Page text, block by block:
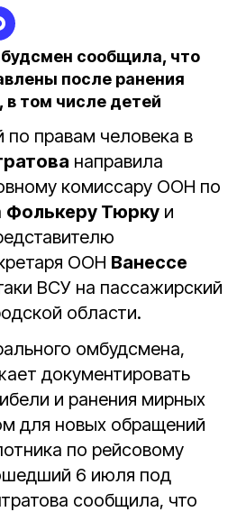
сообщила, что
после ранения
том числе детей
правам человека в
направила
комиссару ООН по
Фолькеру Тюрку и
ООН Ванессе
ВСУ на пассажирский
области.
омбудсмена,
документировать
и ранения мирных
для новых обращений
по рейсовому
6 июля под
сообщила, что